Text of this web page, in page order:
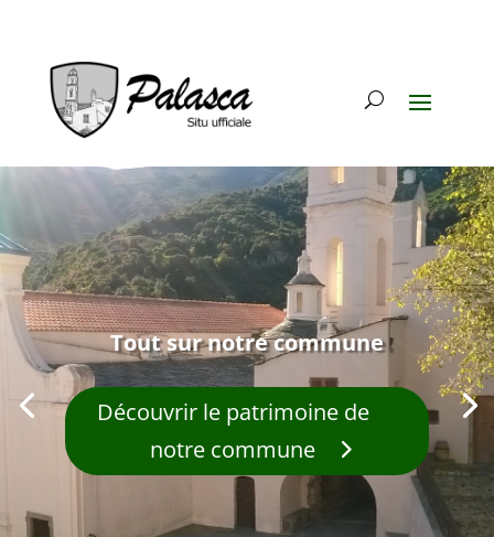
Tout sur notre commune
Découvrir le patrimoine de
notre commune